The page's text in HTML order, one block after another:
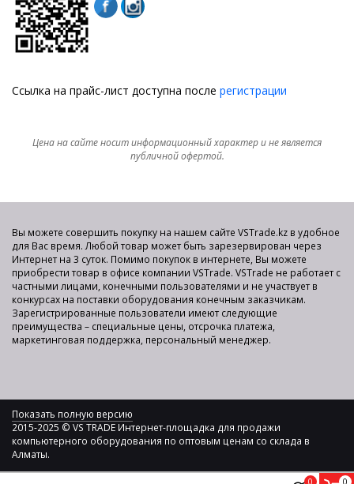
0 0
Ссылка на прайс-лист доступна после регистрации
Цена на сайте носит информационный характер и не является
публичной офертой.
Вы можете совершить покупку на нашем сайте VSTrade.kz в удобное
для Вас время. Любой товар может быть зарезервирован через
Интернет на 3 суток. Помимо покупок в интернете, Вы можете
приобрести товар в офисе компании VSTrade. VSTrade не работает с
частными лицами, конечными пользователями и не участвует в
конкурсах на поставки оборудования конечным заказчикам.
Зарегистрированные пользователи имеют следующие
преимущества – специальные цены, отсрочка платежа,
маркетинговая поддержка, персональный менеджер.
Показать полную версию
2015-2025 © VS TRADE Интернет-площадка для продажи
компьютерного оборудования по оптовым ценам со склада в
Алматы.